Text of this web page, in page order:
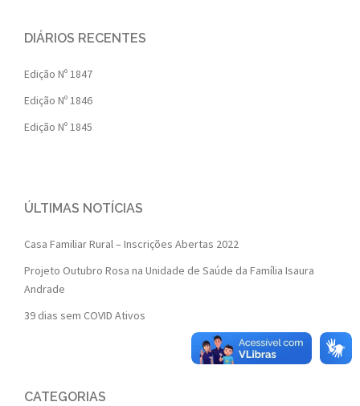
DIÁRIOS RECENTES
Edição Nº 1847
Edição Nº 1846
Edição Nº 1845
ÚLTIMAS NOTÍCIAS
Casa Familiar Rural – Inscrições Abertas 2022
Projeto Outubro Rosa na Unidade de Saúde da Família Isaura
Andrade
39 dias sem COVID Ativos
CATEGORIAS